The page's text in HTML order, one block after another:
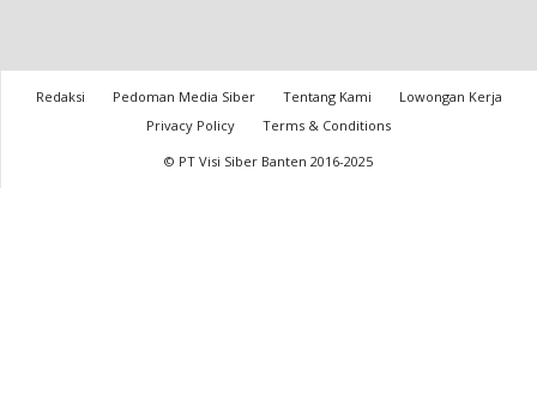
Redaksi Pedoman Media Siber Tentang Kami
Lowongan Kerja
Privacy Policy
Terms & Conditions
© PT Visi Siber Banten 2016-2025